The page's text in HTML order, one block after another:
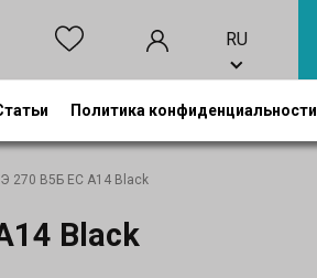
RU
Политика конфиденциальности
270 В5Б ЕС А14 Black
Black